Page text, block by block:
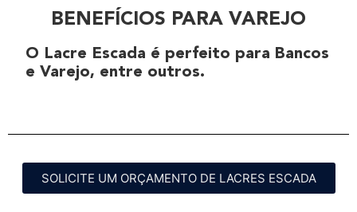
BENEFÍCIOS PARA VAREJO
O Lacre Escada é perfeito para Bancos
e Varejo, entre outros.
SOLICITE UM ORÇAMENTO DE LACRES ESCADA